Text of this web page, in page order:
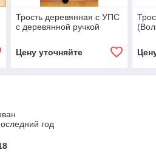
Трость деревянная с УПС
с деревянной ручкой
Цену уточняйте
год